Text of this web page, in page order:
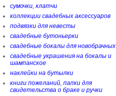
сумочки, клатчи
коллекции свадебных аксессуаров
подвязки для невесты
свадебные бутоньерки
свадебные бокалы для новобрачных
свадебные украшения на бокалы и
шампанское
наклейки на бутылки
книги пожеланий, папки для
свидетельства о браке и ручки